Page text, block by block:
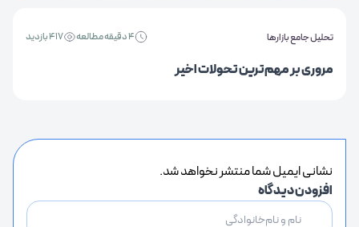
تحلیل جامع بازارها 4 دقیقه مطالعه 417 بازدید
مروری بر مهم‌ترین تحولات اخیر
نشانی ایمیل شما منتشر نخواهد شد.
افزودن دیدگاه